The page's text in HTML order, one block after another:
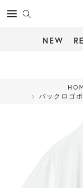
NEW
バックロゴ